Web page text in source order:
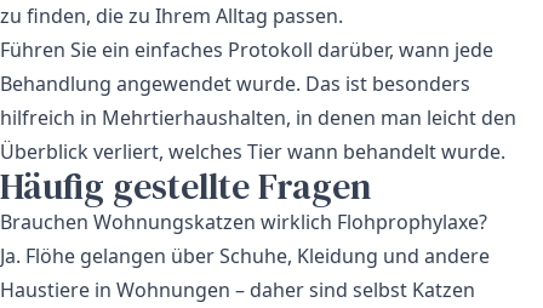
zu finden, die zu Ihrem Alltag passen.
Führen Sie ein einfaches Protokoll darüber, wann jede
Behandlung angewendet wurde. Das ist besonders
hilfreich in Mehrtierhaushalten, in denen man leicht den
Überblick verliert, welches Tier wann behandelt wurde.
Häufig gestellte Fragen
Brauchen Wohnungskatzen wirklich Flohprophylaxe?
Ja. Flöhe gelangen über Schuhe, Kleidung und andere
Haustiere in Wohnungen – daher sind selbst Katzen